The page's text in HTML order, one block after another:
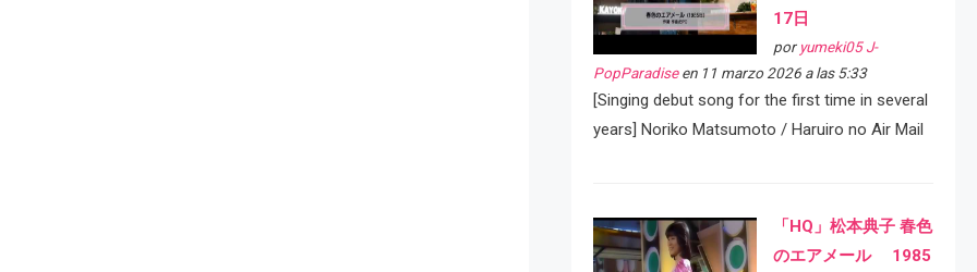
17日
por yumeki05 J-
PopParadiseen 11 marzo 2026 a las 5:33
[Singing debut song for the first time in several
years] Noriko Matsumoto / Haruiro no Air Mail
「HQ」松本典子 春色
のエアメール 1985